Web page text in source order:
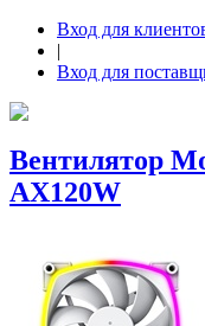
Вход для
|
Вход для
Вентилятор
AX120W